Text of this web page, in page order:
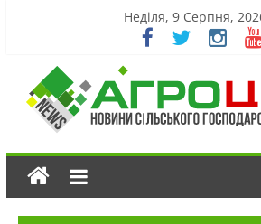
Неділя, 9 Серпня,